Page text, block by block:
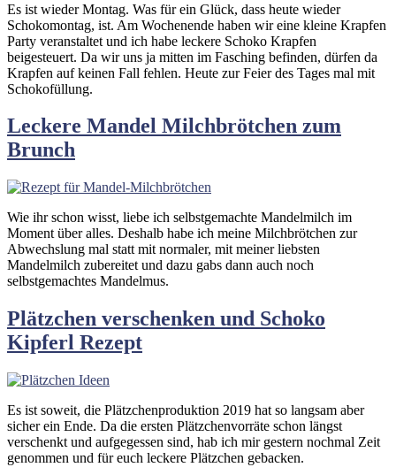
Es ist wieder Montag. Was für ein Glück, dass heute wieder
Schokomontag, ist. Am Wochenende haben wir eine kleine Krapfen
Party veranstaltet und ich habe leckere Schoko Krapfen
beigesteuert. Da wir uns ja mitten im Fasching befinden, dürfen da
Krapfen auf keinen Fall fehlen. Heute zur Feier des Tages mal mit
Schokofüllung.
Leckere Mandel Milchbrötchen zum
Brunch
Wie ihr schon wisst, liebe ich selbstgemachte Mandelmilch im
Moment über alles. Deshalb habe ich meine Milchbrötchen zur
Abwechslung mal statt mit normaler, mit meiner liebsten
Mandelmilch zubereitet und dazu gabs dann auch noch
selbstgemachtes Mandelmus.
Plätzchen verschenken und Schoko
Kipferl Rezept
Es ist soweit, die Plätzchenproduktion 2019 hat so langsam aber
sicher ein Ende. Da die ersten Plätzchenvorräte schon längst
verschenkt und aufgegessen sind, hab ich mir gestern nochmal Zeit
genommen und für euch leckere Plätzchen gebacken.